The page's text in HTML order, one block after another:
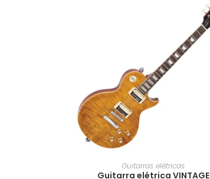
Guitarras elétricas
Guitarra elétrica VINTAGE